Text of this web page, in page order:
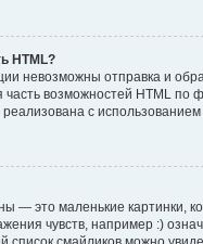
HTML?
невозможны отправка и
возможностей HTML по
с
— это маленькие картинки,
чувств, например :)